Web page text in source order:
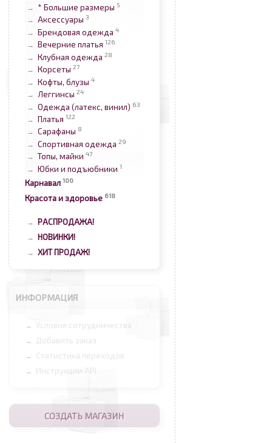
→ * Большие размеры 5
→ Аксессуары 3
→ Брендовая одежда 4
→ Вечерние платья 126
→ Клубная одежда 28
→ Корсеты 27
→ Кофты, блузы 4
→ Леггинсы 24
→ Одежда (латекс, винил) 63
→ Платья 122
→ Сарафаны 8
→ Спортивная одежда 29
→ Топы, майки 47
→ Юбки и подъюбники 1
Карнавал 100
Красота и здоровье 618
→ РАСПРОДАЖА!
→ НОВИНКИ!
→ ХИТ ПРОДАЖ!
ИНФОРМАЦИЯ
→ Условия сотрудничества
→ Добавить заказ
→ Статистика переходов
→ Инструкции API
СОЗДАТЬ МАГАЗИН